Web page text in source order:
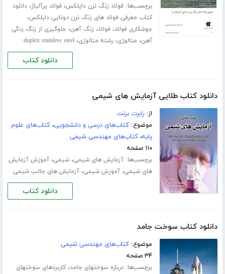
برچسب‌ها: فولاد زنگ نزن داپلکس، فولاد پرآلیاژ،دانلود
کتاب معرفی فولاد های زنگ نزن دوتایی داپلکس،
جوشکاری فولاد، فولاد، زنگ آهن، جلوگیری از زنگ زدگی
آهن، متالوژی،رشته متالوژی،duplex stainless steel
دانلود کتاب
دانلود کتاب طلایی آزمایش های شیمی
از:رابرت برنت
موضوع:کتاب‌های درسی و دانشجویی،کتاب‌های علوم
پایه،کتاب‌های مهندسی شیمی
۱۱۰ صفحه
برچسب‌ها:آزمایش های شیمی،شیمی،آموزش آزمایش
های شیمی،آموزش شیمی،آزمایش های جالب شیمی
دانلود کتاب
دانلود کتاب سوخت جامد
موضوع:کتاب‌های مهندسی شیمی
۳۴ صفحه
برچسب‌ها:درباره سوختهای جامد،کاربردهای سوختهای